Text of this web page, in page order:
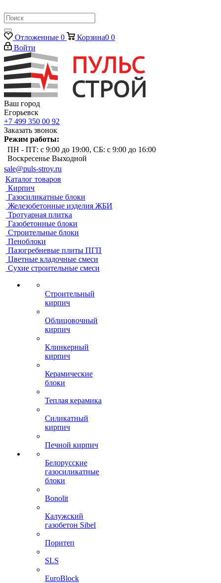
Отложенные 0 Корзина0 0
Войти
Ваш город
Егорьевск
+7 499 350 00 92
Заказать звонок
Режим работы:
ПН - ПТ: с 9:00 до 19:00, СБ: с 9:00 до 16:00
Воскресенье Выходной
sale@puls-stroy.ru
Каталог товаров
Кирпич
Газосиликатные блоки
Железобетонные изделия ЖБИ
Тротуарная плитка
Газобетонные блоки
Строительные блоки
Пеноблоки
Пазогребневые плиты ПГП
Цветные кладочные смеси
Сухие строительные смеси
Строительный
кирпич
Облицовочный
кирпич
Клинкерный
кирпич
Керамические
блоки
Теплая керамика
Силикатный
кирпич
Печной кирпич
Белорусские
газосиликатные
блоки
Bonolit
Калужский
газобетон Sibel
Поритеп
SLS
EuroBlock